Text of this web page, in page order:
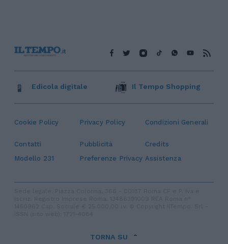
Cookie Policy Privacy Policy Condizioni Generali
Contatti Pubblicità
Credits
Modello 231
Preferenze Privacy Assistenza
Edicola digitale Il Tempo Shopping
TORNA SU